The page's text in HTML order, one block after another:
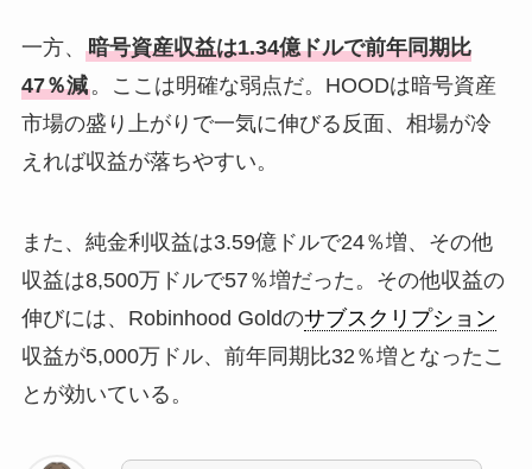
一方、 暗号資産収益は1.34億ドルで前年同期比
47％減。ここは明確な弱点だ。HOODは暗号資産
市場の盛り上がりで一気に伸びる反面、相場が冷
えれば収益が落ちやすい。
また、純金利収益は3.59億ドルで24％増、その他
収益は8,500万ドルで57％増だった。その他収益の
伸びには、Robinhood Goldのサブスクリプション
収益が5,000万ドル、前年同期比32％増となったこ
とが効いている。